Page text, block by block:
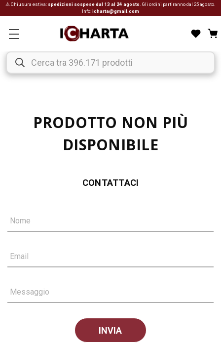
⚠ Chiusura estiva: spedizioni sospese dal 13 al 24 agosto . Gli ordini partiranno dal 25 agosto.
Info:icharta@gmail.com
PRODOTTO NON PIÙ
DISPONIBILE
CONTATTACI
Nome
Email
Messaggio